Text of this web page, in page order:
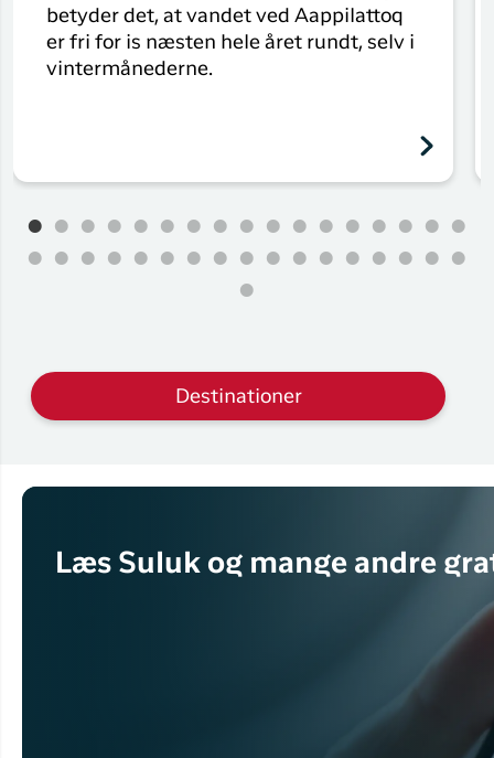
betyder det, at vandet ved Aappilattoq
er fri for is næsten hele året rundt, selv i
vintermånederne.
Destinationer
Læs Suluk og mange andre